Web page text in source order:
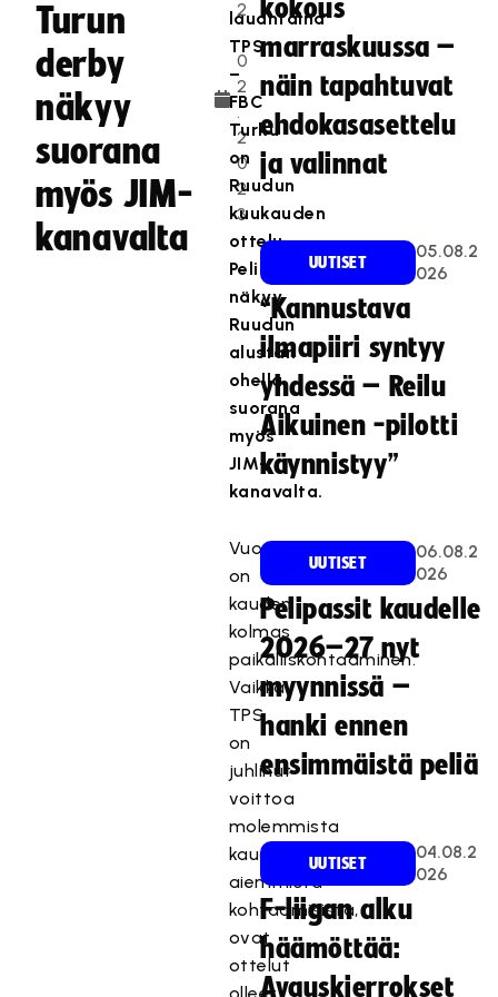
Turun
derby
näkyy
suorana
myös JIM-
kanavalta
2
.
0
2
.
2
0
2
3
lauantaina
TPS
–
FBC
Turku
on
Ruudun
kuukauden
ottelu.
Peli
näkyy
Ruudun
alustan
ohella
suorana
myös
JIM-
kanavalta.
Vuorossa
on
kauden
kolmas
paikalliskohtaaminen.
Vaikka
TPS
on
juhlinut
voittoa
molemmista
kauden
aiemmista
kohtaamisista,
ovat
ottelut
kokous
marraskuussa –
näin tapahtuvat
ehdokasasettelu
ja valinnat
UUTISET
05.08.2
026
“Kannustava
ilmapiiri syntyy
yhdessä – Reilu
Aikuinen -pilotti
käynnistyy”
UUTISET
06.08.2
026
Pelipassit kaudelle
2026–27 nyt
myynnissä –
hanki ennen
ensimmäistä peliä
UUTISET
04.08.2
026
F-liigan alku
häämöttää:
Avauskierrokset